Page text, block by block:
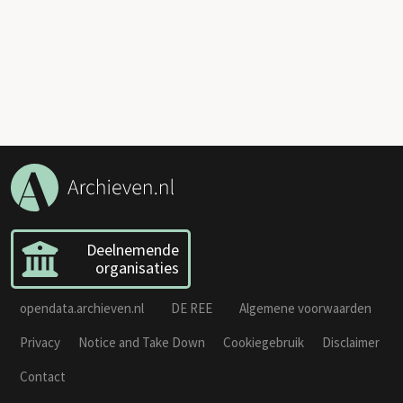
Deelnemende
organisaties
opendata.archieven.nl DE REE
Algemene voorwaarden
Privacy
Notice and Take Down Cookiegebruik
Disclaimer
Contact